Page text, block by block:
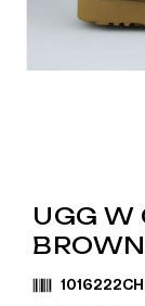
UGG W